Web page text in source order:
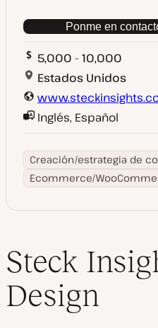
Ponme en
5,000 - 10,000
Estados Unidos
Inglés, Español
Creación/estrategia de
Ecommerce/
Steck
Design